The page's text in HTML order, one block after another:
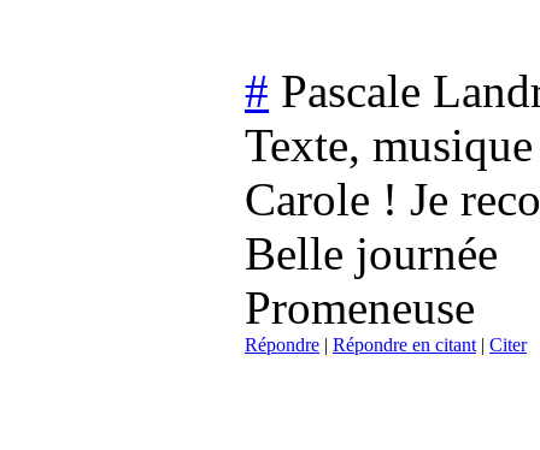
# Pascale
Texte,
Carole ! Je
Belle journée
Promeneuse
Répondre | Répondre en citant| Citer